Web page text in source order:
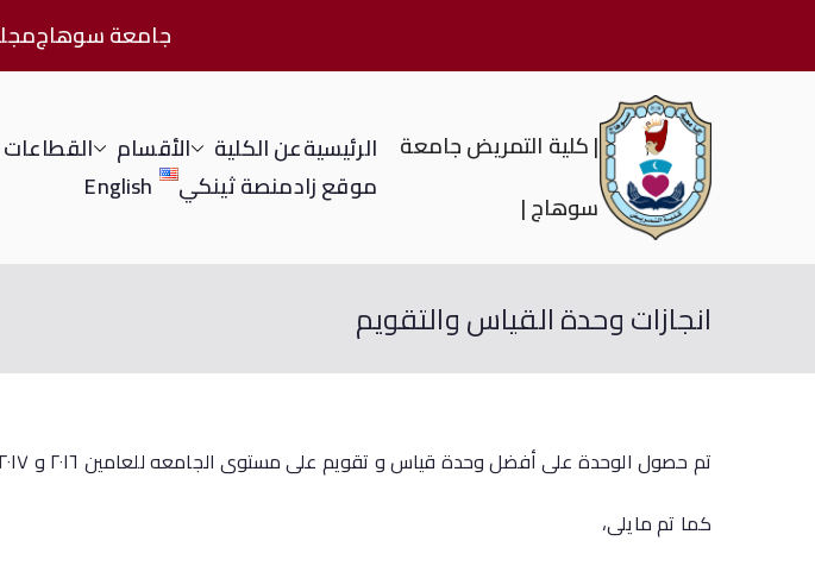
جامعة سوهاج
| كلية التمريض جامعة
سوهاج |
الرئيسيةعن الكلية الأقسام القطاعات
موقع زادمنصة ثينكي English
انجازات وحدة القياس والتقويم
تم حصول الوحدة على أفضل وحدة قياس و تقويم على مستوى الجامعه للعامين ٢٠١٦ و ٢٠١٧
كما تم مايلى،